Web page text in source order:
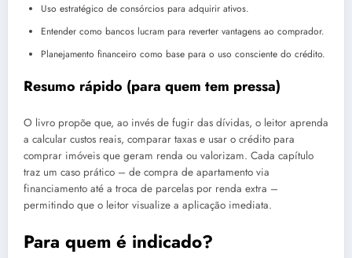
Uso estratégico de consórcios para adquirir ativos.
Entender como bancos lucram para reverter vantagens ao comprador.
Planejamento financeiro como base para o uso consciente do crédito.
Resumo rápido (para quem tem pressa)
O livro propõe que, ao invés de fugir das dívidas, o leitor aprenda
a calcular custos reais, comparar taxas e usar o crédito para
comprar imóveis que geram renda ou valorizam. Cada capítulo
traz um caso prático – de compra de apartamento via
financiamento até a troca de parcelas por renda extra –
permitindo que o leitor visualize a aplicação imediata.
Para quem é indicado?